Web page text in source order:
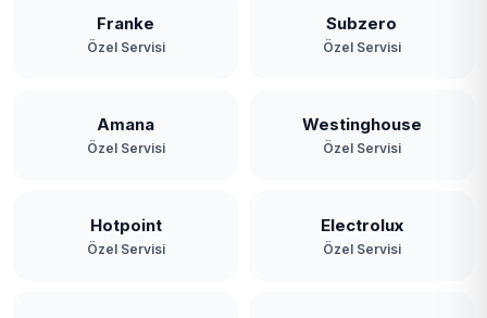
Franke
Özel Servisi
Subzero
Özel Servisi
Amana
Özel Servisi
Westinghouse
Özel Servisi
Hotpoint
Özel Servisi
Electrolux
Özel Servisi